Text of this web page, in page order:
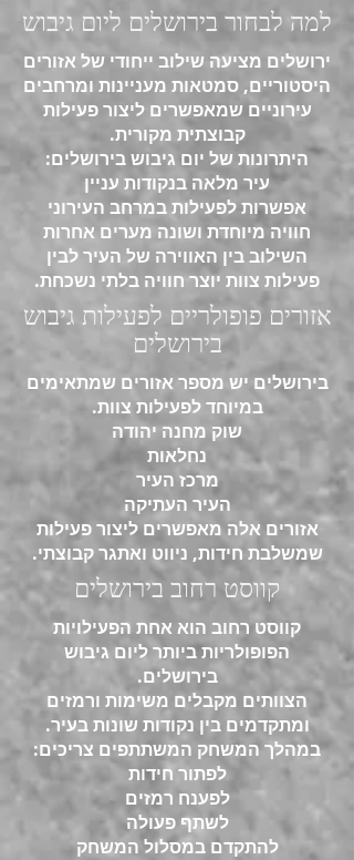
למה לבחור בירושלים ליום גיבוש
ירושלים מציעה שילוב ייחודי של אזורים
היסטוריים, סמטאות מעניינות ומרחבים
עירוניים שמאפשרים ליצור פעילות
קבוצתית מקורית.
היתרונות של יום גיבוש בירושלים:
עיר מלאה בנקודות עניין
אפשרות לפעילות במרחב העירוני
חוויה מיוחדת ושונה מערים אחרות
השילוב בין האווירה של העיר לבין
פעילות צוות יוצר חוויה בלתי נשכחת.
אזורים פופולריים לפעילות גיבוש
בירושלים
בירושלים יש מספר אזורים שמתאימים
במיוחד לפעילות צוות.
שוק מחנה יהודה
נחלאות
מרכז העיר
העיר העתיקה
אזורים אלה מאפשרים ליצור פעילות
שמשלבת חידות, ניווט ואתגר קבוצתי.
קווסט רחוב בירושלים
קווסט רחוב הוא אחת הפעילויות
הפופולריות ביותר ליום גיבוש
בירושלים.
הצוותים מקבלים משימות ורמזים
ומתקדמים בין נקודות שונות בעיר.
במהלך המשחק המשתתפים צריכים:
לפתור חידות
לפענח רמזים
לשתף פעולה
להתקדם במסלול המשחק